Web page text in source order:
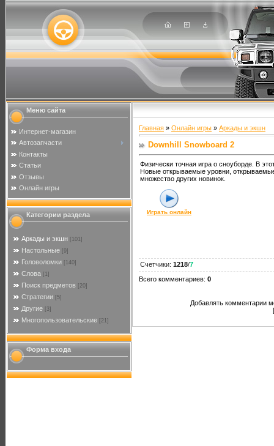
Меню сайта
Интернет-магазин
Автозапчасти
Контакты
Статьи
Отзывы
Онлайн игры
Категории раздела
Аркады и экшн [101]
Настольные [9]
Головоломки [140]
Слова [1]
Поиск предметов [20]
Стратегии [5]
Другие [3]
Многопользовательские [21]
Форма входа
Главная » Онлайн игры » Аркады и экшн
Downhill Snowboard 2
Физически точная игра о сноуборде. В
Новые открываемые уровни,
множество других новинок.
Играть онлайн
Счетчики: 1218/7
Всего комментариев: 0
Добавлять комментарии